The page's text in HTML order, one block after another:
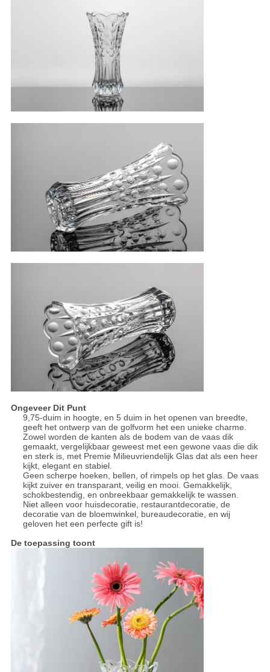
Ongeveer Dit Punt
9,75-duim in hoogte, en 5 duim in het openen van breedte,
geeft het ontwerp van de golfvorm het een unieke charme.
Zowel worden de kanten als de bodem van de vaas dik
gemaakt, vergelijkbaar geweest met een gewone vaas die dik
en sterk is, met Premie Milieuvriendelijk Glas dat als een heer
kijkt, elegant en stabiel.
Geen scherpe hoeken, bellen, of rimpels op het glas. De vaas
kijkt zuiver en transparant, veilig en mooi. Gemakkelijk,
schokbestendig, en onbreekbaar gemakkelijk te wassen.
Niet alleen voor huisdecoratie, restaurantdecoratie, de
decoratie van de bloemwinkel, bureaudecoratie, en wij
geloven het een perfecte gift is!
De toepassing toont